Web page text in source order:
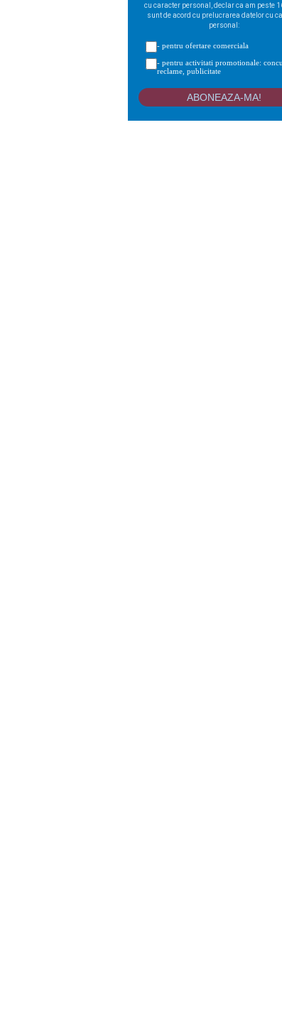
cu caracter personal, declar ca am peste
sunt de acord cu prelucrarea datelor cu
personal:
- pentru ofertare comerciala
- pentru activitati promotionale:
reclame, publicitate